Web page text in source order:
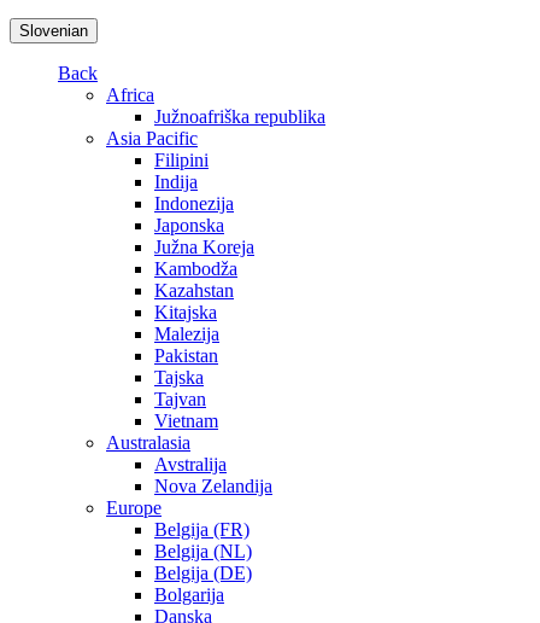
Slovenian
Back
Africa
Južnoafriška republika
Asia Pacific
Filipini
Indija
Indonezija
Japonska
Južna Koreja
Kambodža
Kazahstan
Kitajska
Malezija
Pakistan
Tajska
Tajvan
Vietnam
Australasia
Avstralija
Nova Zelandija
Europe
Belgija (FR)
Belgija (NL)
Belgija (DE)
Bolgarija
Danska